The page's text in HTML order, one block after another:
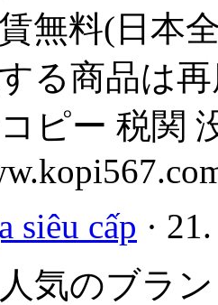
無料(日本
る商品は
ピー 税関
siêu cấp ·
気のブラ